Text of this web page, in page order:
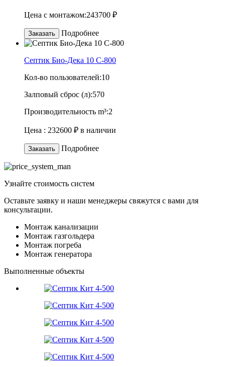
Цена с монтажом:243700 ₽
Заказать Подробнее
Септик Био-Дека 10 C-800
Кол-во пользователей:10
Залповый сброс (л):570
Производительность m³:2
Цена : 232600 ₽ в наличии
Заказать Подробнее
Узнайте стоимость систем
Оставьте заявку и наши менеджеры свяжутся с вами для
консультации.
Монтаж канализации
Монтаж газгольдера
Монтаж погреба
Монтаж генератора
Выполненные объекты